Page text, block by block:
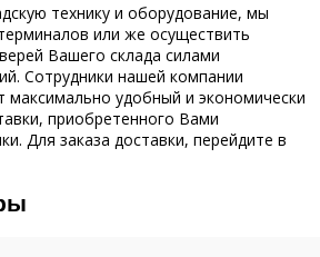
технику и оборудование, мы
или же осуществить
Вашего склада силами
Сотрудники нашей компании
максимально удобный и экономически
приобретенного Вами
Для заказа доставки, перейдите в